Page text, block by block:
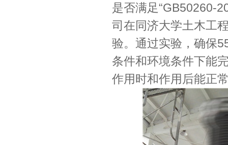
是否满足“GB50260-
司在同济大学土木工
验。通过实验，确保
条件和环境条件下能
作用时和作用后能正